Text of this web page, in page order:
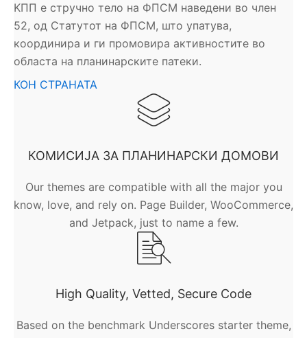
KПП е стручно тело на ФПСМ наведени во член
52, од Статутот на ФПСМ, што упатува,
координира и ги промовира активностите во
областа на планинарските патеки.
КОН СТРАНАТА
КОМИСИЈА ЗА ПЛАНИНАРСКИ ДОМОВИ
Our themes are compatible with all the major you
know, love, and rely on. Page Builder, WooCommerce,
and Jetpack, just to name a few.
High Quality, Vetted, Secure Code
Based on the benchmark Underscores starter theme,